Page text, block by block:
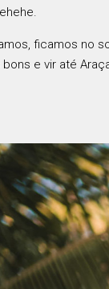
ficamos no
e vir até